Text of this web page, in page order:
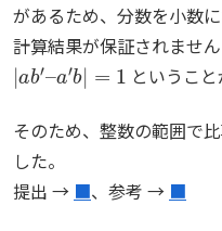
があるため、分数を小数
計算結果が保証されませ
|ab′–a′b|=1
ということ
そのため、整数の範囲で
した。
提出 → ■、参考 → ■